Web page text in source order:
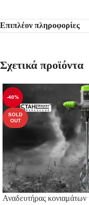
Επιπλέον πληροφορίες
Σχετικά προϊόντα
-40%
SOLD
OUT
Αναδευτήρας κονιαμάτων